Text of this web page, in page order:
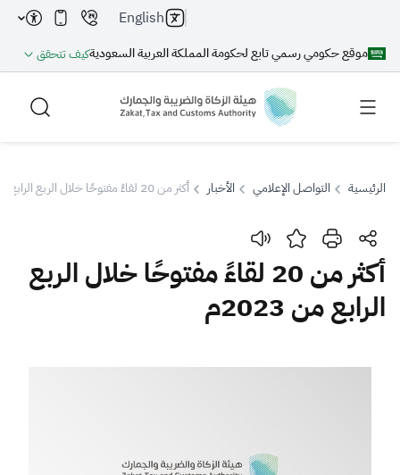
موقع حكومي رسمي تابع لحكومة المملكة العربية السعوديةكيف تتحقق
English
بحث
بحث بحث AI
اقتراحات
الرئيسية التواصل الإعلامي الأخبار أكثر من 20 لقاءً مفتوحًا خلال الربع الرابع من 2023م
أكثر من 20 لقاءً مفتوحًا خلال الربع
الرابع من 2023م